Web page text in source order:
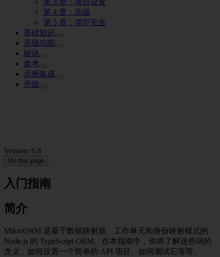
第 4 章：高级
第 5 章：类型安全
基础知识
高级功能
秘诀
参考
示例集成
升级
Version: 6.6
On this page
入门指南
简介
MikroORM 是基于数据映射器、工作单元和身份映射模式的
Node.js 的 TypeScript ORM。在本指南中，你将了解这些词的
含义、如何设置一个简单的 API 项目、如何测试它等等。